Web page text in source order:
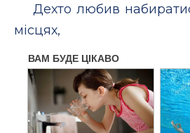
Дехто любив
місцях,